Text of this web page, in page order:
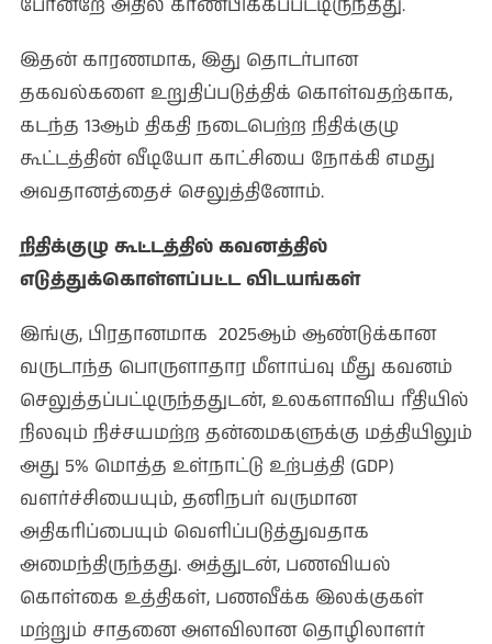
போன்றே அதில் காண்பிக்கப்பட்டிருந்தது.
இதன் காரணமாக, இது தொடர்பான
தகவல்களை உறுதிப்படுத்திக் கொள்வதற்காக,
கடந்த 13ஆம் திகதி நடைபெற்ற நிதிக்குழு
கூட்டத்தின் வீடியோ காட்சியை நோக்கி எமது
அவதானத்தைச் செலுத்தினோம்.
நிதிக்குழு கூட்டத்தில் கவனத்தில்
எடுத்துக்கொள்ளப்பட்ட விடயங்கள்
இங்கு, பிரதானமாக 2025ஆம் ஆண்டுக்கான
வருடாந்த பொருளாதார மீளாய்வு மீது கவனம்
செலுத்தப்பட்டிருந்ததுடன், உலகளாவிய ரீதியில்
நிலவும் நிச்சயமற்ற தன்மைகளுக்கு மத்தியிலும்
அது 5% மொத்த உள்நாட்டு உற்பத்தி (GDP)
வளர்ச்சியையும், தனிநபர் வருமான
அதிகரிப்பையும் வெளிப்படுத்துவதாக
அமைந்திருந்தது. அத்துடன், பணவியல்
கொள்கை உத்திகள், பணவீக்க இலக்குகள்
மற்றும் சாதனை அளவிலான தொழிலாளர்